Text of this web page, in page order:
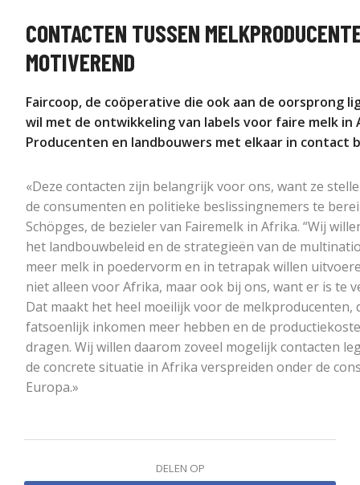
CONTACTEN TUSSEN
MOTIVEREND
Faircoop, de coöperative die ook aan de oorsprong
wil met de ontwikkeling van labels voor faire melk in
Producenten en landbouwers met elkaar in contact
«Deze contacten zijn belangrijk voor ons, want ze
de consumenten en politieke beslissingnemers te
Schöpges, de bezieler van Fairemelk in Afrika. “Wij
het landbouwbeleid en de strategieën van de
meer melk in poedervorm en in tetrapak willen
niet alleen voor Afrika, maar ook bij ons, want er is te
Dat maakt het heel moeilijk voor de melkproducenten,
fatsoenlijk inkomen meer hebben en de
dragen. Wij willen daarom zoveel mogelijk contacten
de concrete situatie in Afrika verspreiden onder de
Europa.»
DELEN OP